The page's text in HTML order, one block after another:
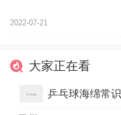
2022-07-21
大家正在看
乒乓球海绵常识